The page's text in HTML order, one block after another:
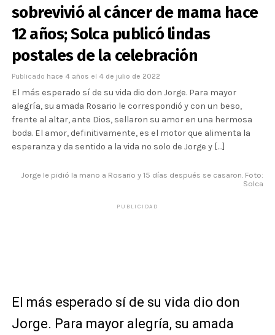
sobrevivió al cáncer de mama hace
12 años; Solca publicó lindas
postales de la celebración
Publicado hace 4 años el 4 de julio de 2022
El más esperado sí de su vida dio don Jorge. Para mayor
alegría, su amada Rosario le correspondió y con un beso,
frente al altar, ante Dios, sellaron su amor en una hermosa
boda. El amor, definitivamente, es el motor que alimenta la
esperanza y da sentido a la vida no solo de Jorge y […]
Jorge le pidió la mano a Rosario y 15 días después se casaron. Foto:
Solca
PUBLICIDAD
El más esperado sí de su vida dio don
Jorge. Para mayor alegría, su amada